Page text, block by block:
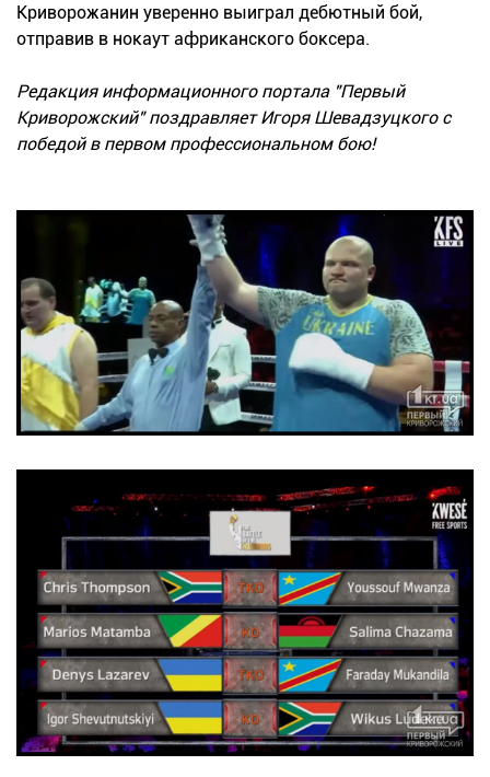
Криворожанин уверенно выиграл дебютный бой,
отправив в нокаут африканского боксера.
Редакция информационного портала "Первый
Криворожский" поздравляет Игоря Шевадзуцкого с
победой в первом профессиональном бою!